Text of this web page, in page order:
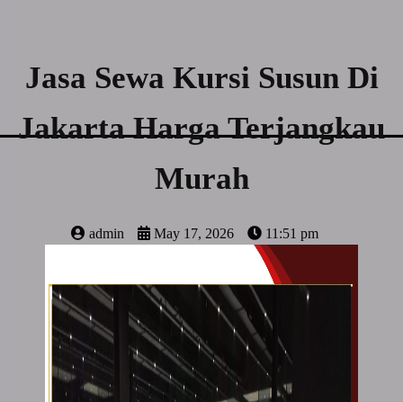
Jasa Sewa Kursi Susun Di
Jakarta Harga Terjangkau
Murah
admin May 17, 2026 11:51 pm